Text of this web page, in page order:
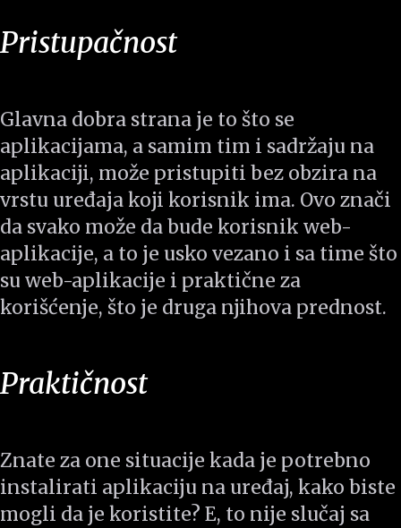
Pristupačnost
Glavna dobra strana je to što se
aplikacijama, a samim tim i sadržaju na
aplikaciji, može pristupiti bez obzira na
vrstu uređaja koji korisnik ima. Ovo znači
da svako može da bude korisnik web-
aplikacije, a to je usko vezano i sa time što
su web-aplikacije i praktične za
korišćenje, što je druga njihova prednost.
Praktičnost
Znate za one situacije kada je potrebno
instalirati aplikaciju na uređaj, kako biste
mogli da je koristite? E, to nije slučaj sa